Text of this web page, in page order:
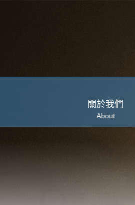
關於我們
About